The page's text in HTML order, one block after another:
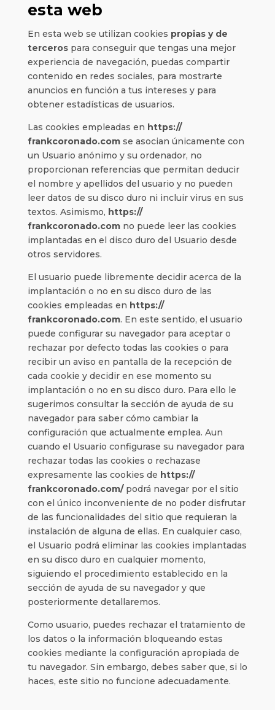
esta web
En esta web se utilizan cookies propias y de
tercerospara conseguir que tengas una mejor
experiencia de navegación, puedas compartir
contenido en redes sociales, para mostrarte
anuncios en función a tus intereses y para
obtener estadísticas de usuarios.
Las cookies empleadas en https://
frankcoronado.comse asocian únicamente con
un Usuario anónimo y su ordenador, no
proporcionan referencias que permitan deducir
el nombre y apellidos del usuario y no pueden
leer datos de su disco duro ni incluir virus en sus
textos. Asimismo, https://
frankcoronado.comno puede leer las cookies
implantadas en el disco duro del Usuario desde
otros servidores.
El usuario puede libremente decidir acerca de la
implantación o no en su disco duro de las
cookies empleadas en https://
frankcoronado.com. En este sentido, el usuario
puede configurar su navegador para aceptar o
rechazar por defecto todas las cookies o para
recibir un aviso en pantalla de la recepción de
cada cookie y decidir en ese momento su
implantación o no en su disco duro. Para ello le
sugerimos consultar la sección de ayuda de su
navegador para saber cómo cambiar la
configuración que actualmente emplea. Aun
cuando el Usuario configurase su navegador para
rechazar todas las cookies o rechazase
expresamente las cookies de https://
frankcoronado.com/podrá navegar por el sitio
con el único inconveniente de no poder disfrutar
de las funcionalidades del sitio que requieran la
instalación de alguna de ellas. En cualquier caso,
el Usuario podrá eliminar las cookies implantadas
en su disco duro en cualquier momento,
siguiendo el procedimiento establecido en la
sección de ayuda de su navegador y que
posteriormente detallaremos.
Como usuario, puedes rechazar el tratamiento de
los datos o la información bloqueando estas
cookies mediante la configuración apropiada de
tu navegador. Sin embargo, debes saber que, si lo
haces, este sitio no funcione adecuadamente.